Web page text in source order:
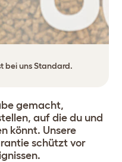
bei uns Standard.
gemacht,
auf die du und
könnt. Unsere
schützt vor